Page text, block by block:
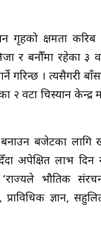
गृहको क्षमता
र बनौँमा रहेका
गरिन्छ । त्यसैगरी
२ वटा चिस्यान
बजेटका लागि
अपेक्षित लाभ
भौतिक
प्राविधिक ज्ञान,